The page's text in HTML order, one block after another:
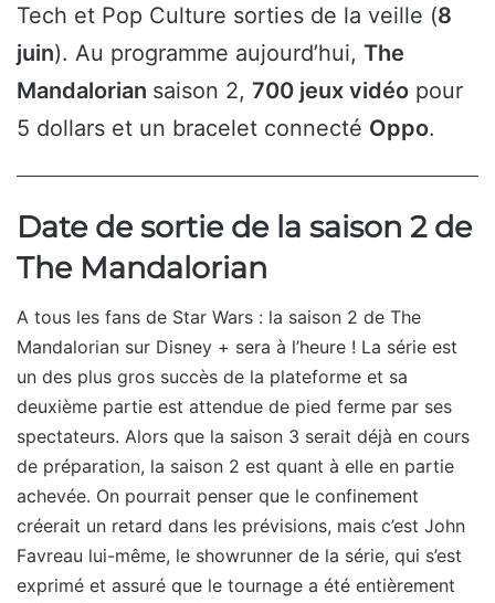
Tech et Pop Culture sorties de la veille (8
juin). Au programme aujourd’hui, The
Mandalorian saison 2, 700 jeux vidéo pour
5 dollars et un bracelet connecté Oppo.
Date de sortie de la saison 2 de
The Mandalorian
A tous les fans de Star Wars : la saison 2 de The
Mandalorian sur Disney + sera à l’heure ! La série est
un des plus gros succès de la plateforme et sa
deuxième partie est attendue de pied ferme par ses
spectateurs. Alors que la saison 3 serait déjà en cours
de préparation, la saison 2 est quant à elle en partie
achevée. On pourrait penser que le confinement
créerait un retard dans les prévisions, mais c’est John
Favreau lui-même, le showrunner de la série, qui s’est
exprimé et assuré que le tournage a été entièrement